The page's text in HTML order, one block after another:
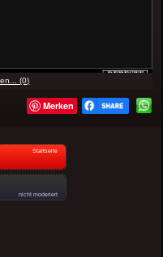
(0)
Merken
Startseite
nicht moderiert